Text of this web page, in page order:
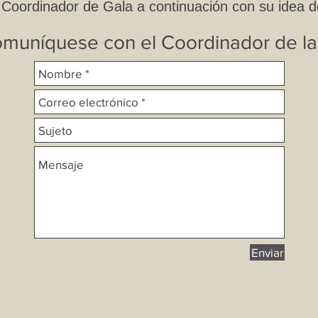
de Gala a continuación con su idea
con el Coordinador de
Enviar